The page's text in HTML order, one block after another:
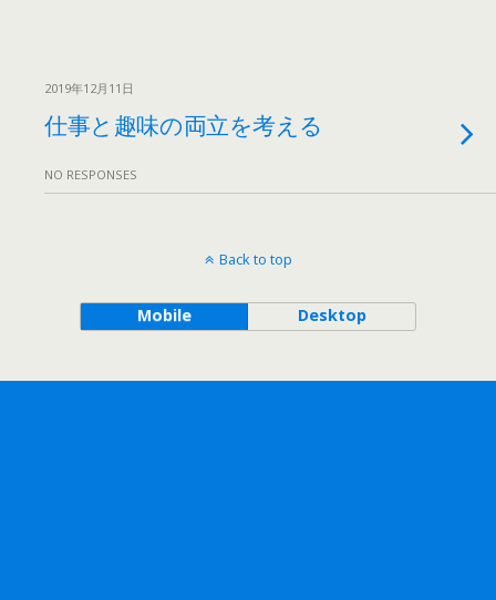
2019年12月11日
仕事と趣味の両立を考える
NO RESPONSES
Back to top
Mobile Desktop